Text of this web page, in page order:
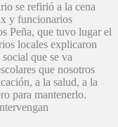
se refirió a la cena
y funcionarios
Peña, que tuvo lugar el
locales explicaron
que se va
que nosotros
a la salud, a la
para mantenerlo.